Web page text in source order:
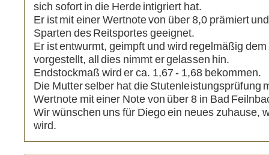
sich sofort in die Herde intigriert hat.
Er ist mit einer Wertnote von über 8,0 prämiert
Sparten des Reitsportes geeignet.
Er ist entwurmt, geimpft und wird regelmäßig
vorgestellt, all dies nimmt er gelassen hin.
Endstockmaß wird er ca. 1,67 - 1,68 bekommen.
Die Mutter selber hat die Stutenleistungsprüfung
Wertnote mit einer Note von über 8 in Bad
Wir wünschen uns für Diego ein neues zuhause,
wird.